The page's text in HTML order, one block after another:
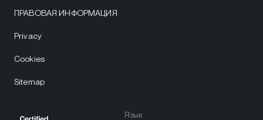
ПРАВОВАЯ ИНФОРМАЦИЯ
Privacy
Cookies
Sitemap
Язык